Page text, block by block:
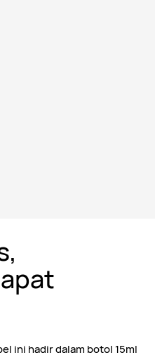
ini hadir dalam botol 15ml